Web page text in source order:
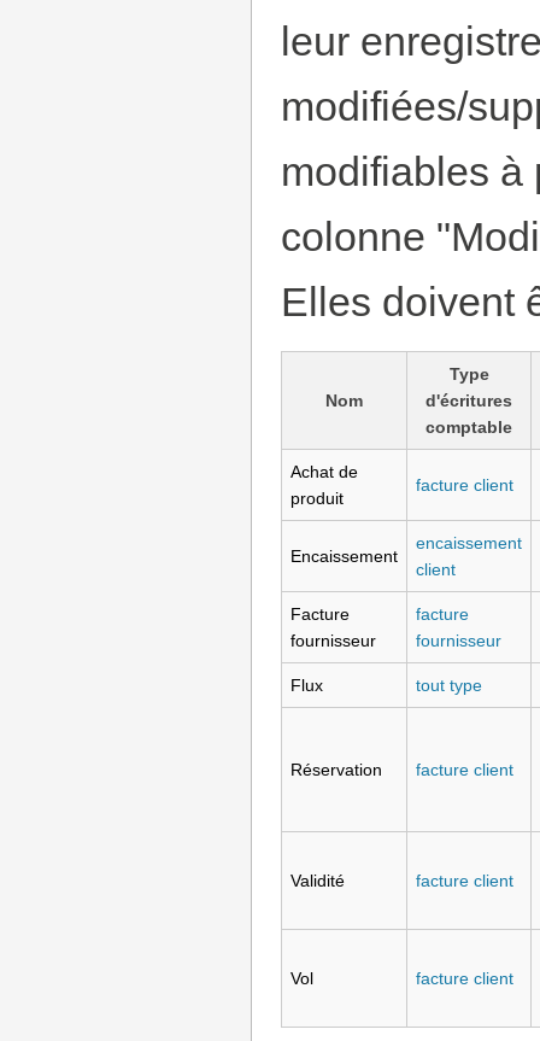
leur
modifiées/
modifiables à
colonne
Elles doivent
Nom
Type
d'écritures
comptable
Achat de
produit
facture client
Encaissement
encaissement
client
Facture
fournisseur
facture
fournisseur
Flux tout type
Réservation facture client
Validité facture client
Vol facture client